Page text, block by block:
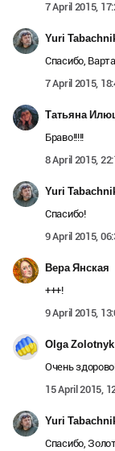
7 April 2015,
Yuri
Спасибо,
7 April 2015,
Татьяна
Браво!!!!!
8 April 2015,
Yuri
Спасибо!
9 April 2015,
Вера Янская
+++!
9 April 2015,
Olga Zolotnyk
Очень
15 April 2015,
Yuri
Спасибо,